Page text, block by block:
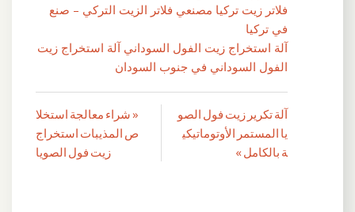
فلاتر زيت تركيا مصنعي فلاتر الزيت التركي – صنع
في تركيا
آلة استخراج زيت الفول السوداني آلة استخراج زيت
الفول السوداني في جنوب السودان
تصفّح
المقالات
« شراء معالجة استخلا
ص المذيبات استخراج
زيت فول الصويا
آلة تكرير زيت فول الصو
يا المستمر الأوتوماتيكي
ة بالكامل »